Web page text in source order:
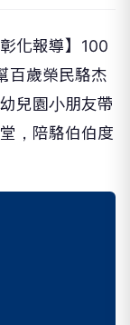
化報導】100
百歲榮民駱杰
兒園小朋友帶
，陪駱伯伯度